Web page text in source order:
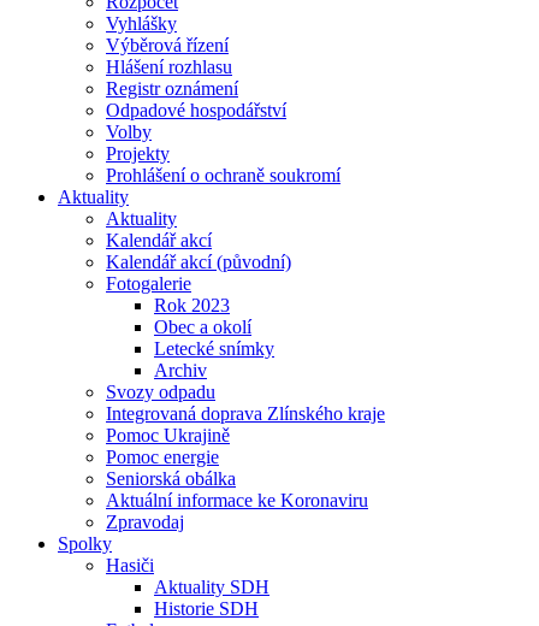
Vyhlášky
Výběrová řízení
Hlášení rozhlasu
Registr oznámení
Odpadové hospodářství
Volby
Projekty
Prohlášení o ochraně soukromí
Aktuality
Aktuality
Kalendář akcí
Kalendář akcí (původní)
Fotogalerie
Rok 2023
Obec a okolí
Letecké snímky
Archiv
Svozy odpadu
Integrovaná doprava Zlínského kraje
Pomoc Ukrajině
Pomoc energie
Seniorská obálka
Aktuální informace ke Koronaviru
Zpravodaj
Spolky
Hasiči
Aktuality SDH
Historie SDH